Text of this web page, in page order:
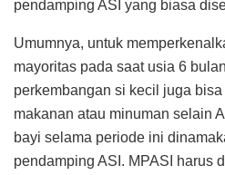
pendamping ASI yang biasa
Umumnya, untuk
mayoritas pada saat usia 6
perkembangan si kecil juga
makanan atau minuman selain
bayi selama periode ini
pendamping ASI. MPASI harus